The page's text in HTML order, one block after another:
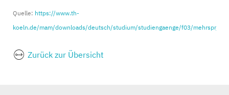
Quelle: https://www.th-
koeln.de/mam/downloads/deutsch/studium/studiengaenge/f03/
Zurück zur Übersicht